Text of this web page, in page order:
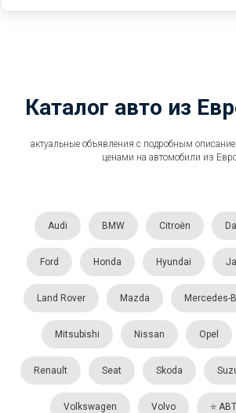
Каталог авто из
актуальные объявления с подробным
ценами на автомобили из
Audi BMW Citroën
Ford Honda Hyundai
Land Rover Mazda Mercedes-
Mitsubishi Nissan Opel
Renault Seat Skoda
Volkswagen Volvo ⭐️